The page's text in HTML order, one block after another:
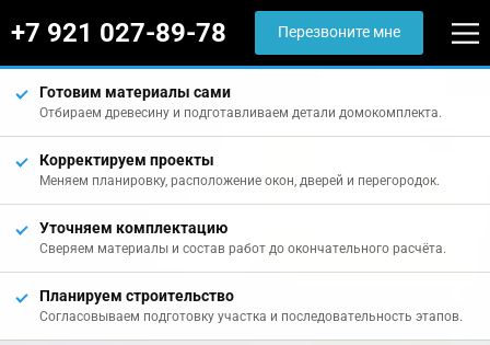
+7 921 027-89-78 Перезвоните мне
Готовим материалы сами
Отбираем древесину и подготавливаем детали домокомплекта.
Корректируем проекты
Меняем планировку, расположение окон, дверей и перегородок.
Уточняем комплектацию
Сверяем материалы и состав работ до окончательного расчёта.
Планируем строительство
Согласовываем подготовку участка и последовательность этапов.